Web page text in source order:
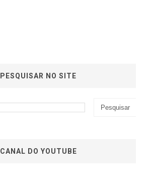
PESQUISAR NO SITE
CANAL DO YOUTUBE